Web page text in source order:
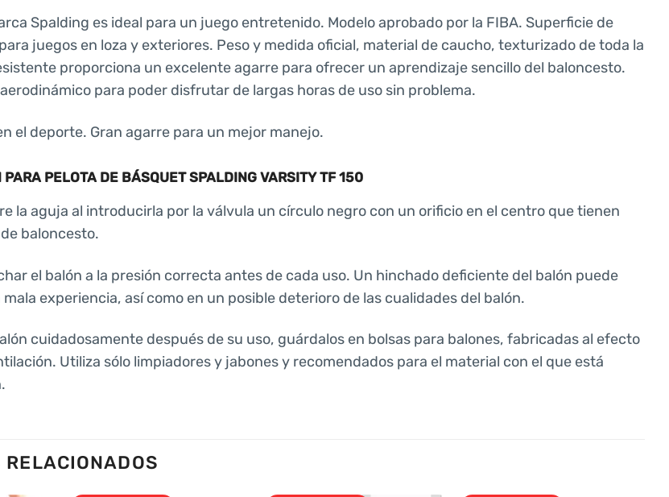
Spalding es ideal para un juego entretenido. Modelo aprobado por la FIBA. Superficie de
juegos en loza y exteriores. Peso y medida oficial, material de caucho, texturizado de toda la
proporciona un excelente agarre para ofrecer un aprendizaje sencillo del baloncesto.
para poder disfrutar de largas horas de uso sin problema.
el deporte. Gran agarre para un mejor manejo.
PARA PELOTA DE BÁSQUET SPALDING VARSITY TF 150
la aguja al introducirla por la válvula un círculo negro con un orificio en el centro que tienen
baloncesto.
el balón a la presión correcta antes de cada uso. Un hinchado deficiente del balón puede
experiencia, así como en un posible deterioro de las cualidades del balón.
cuidadosamente después de su uso, guárdalos en bolsas para balones, fabricadas al efecto
Utiliza sólo limpiadores y jabones y recomendados para el material con el que está
RELACIONADOS